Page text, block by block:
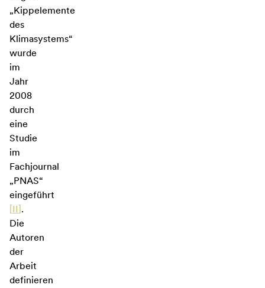
„Kippelemente
des
Klimasystems“
wurde
im
Jahr
2008
durch
eine
Studie
im
Fachjournal
„PNAS“
eingeführt
[II].
Die
Autoren
der
Arbeit
definieren